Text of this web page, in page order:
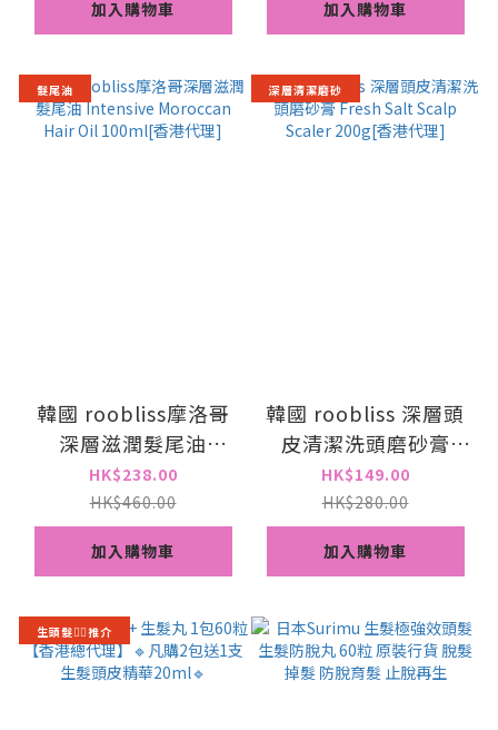
加入購物車 加入購物車
髮尾油
韓國 roobliss摩洛哥
深層滋潤髮尾油
Intensive Moroccan
Hair Oil 100ml[香港
代理]
HK$238.00
HK$460.00
加入購物車
深層清潔磨砂
韓國 roobliss 深層頭
皮清潔洗頭磨砂膏
Fresh Salt Scalp
Scaler 200g[香港代
理]
HK$149.00
HK$280.00
加入購物車
生頭髮💁‍♀️推介